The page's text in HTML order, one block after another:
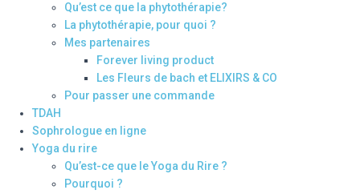
Qu’est ce que la phytothérapie?
La phytothérapie, pour quoi ?
Mes partenaires
Forever living product
Les Fleurs de bach et ELIXIRS & CO
Pour passer une commande
TDAH
Sophrologue en ligne
Yoga du rire
Qu’est-ce que le Yoga du Rire ?
Pourquoi ?